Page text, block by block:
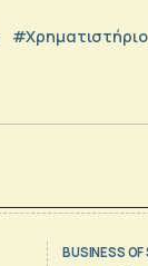
BUSINESS